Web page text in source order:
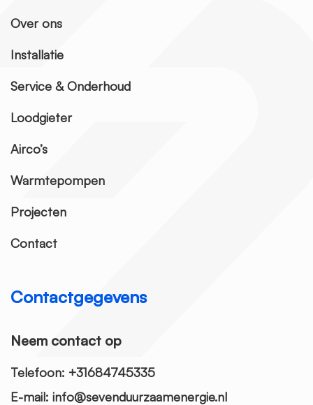
Over ons
Installatie
Service & Onderhoud
Loodgieter
Airco’s
Warmtepompen
Projecten
Contact
Contactgegevens
Neem contact op
Telefoon: +31684745335
E-mail: info@sevenduurzaamenergie.nl